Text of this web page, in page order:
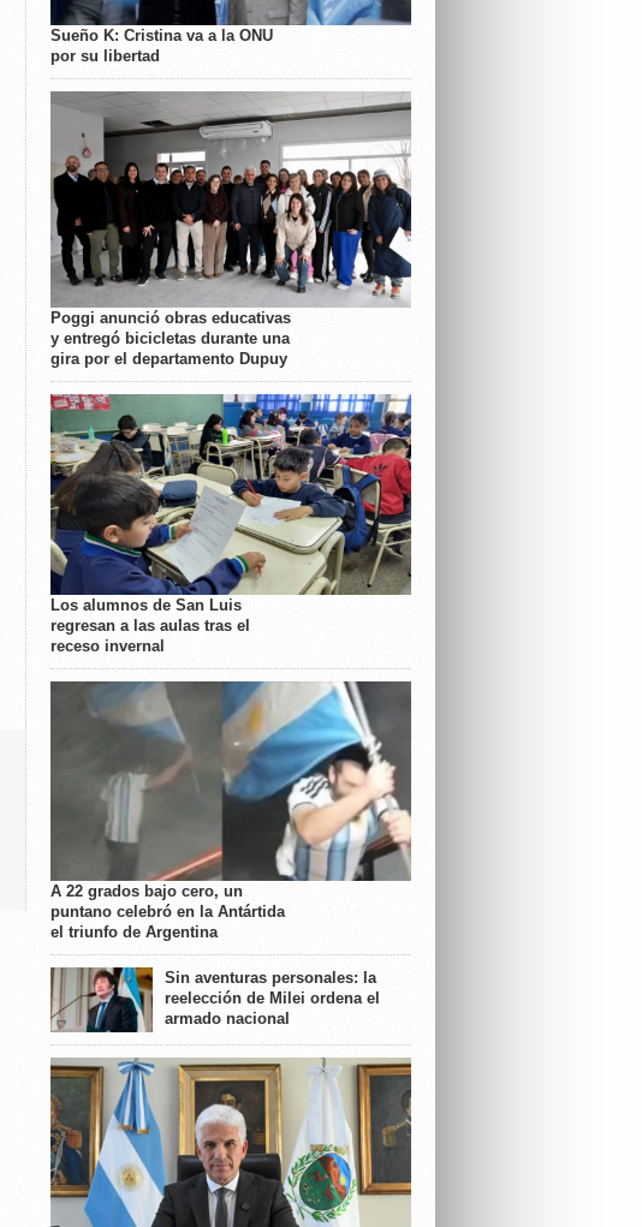
Sueño K: Cristina va a la ONU
por su libertad
Poggi anunció obras educativas
y entregó bicicletas durante una
gira por el departamento Dupuy
Los alumnos de San Luis
regresan a las aulas tras el
receso invernal
A 22 grados bajo cero, un
puntano celebró en la Antártida
el triunfo de Argentina
Sin aventuras personales: la
reelección de Milei ordena el
armado nacional